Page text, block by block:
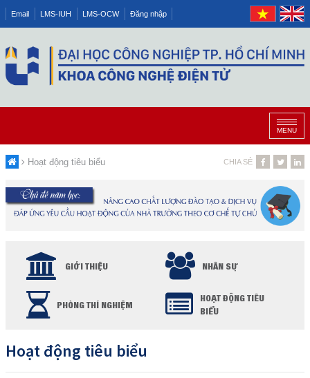
Email LMS-IUH LMS-OCW Đăng nhập
MENU
Hoạt động tiêu biểu CHIA SẺ
GIỚI THIỆU NHÂN SỰ
PHÒNG THÍ NGHIỆM
HOẠT ĐỘNG TIÊU
BIỂU
Hoạt động tiêu biểu